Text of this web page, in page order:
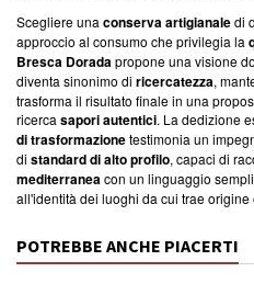
Scegliere una conserva artigianaledi
approccio al consumo che privilegia la
Bresca Doradapropone una visione
diventa sinonimo di ricercatezza,
trasforma il risultato finale in una
ricerca sapori autentici. La dedizione
di trasformazionetestimonia un
di standard di alto profilo, capaci di
mediterraneacon un linguaggio
all'identità dei luoghi da cui trae
POTREBBE ANCHE PIACERTI